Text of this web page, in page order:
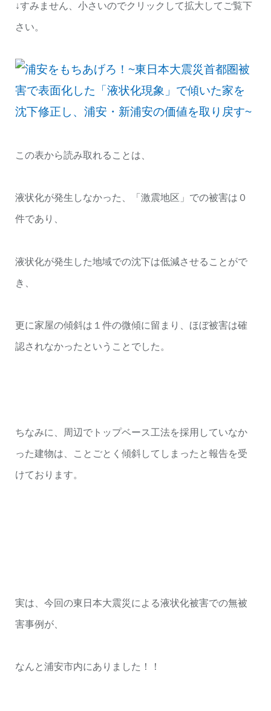
↓すみません、小さいのでクリックして拡大してご覧下
さい。
この表から読み取れることは、
液状化が発生しなかった、「激震地区」での被害は０
件であり、
液状化が発生した地域での沈下は低減させることがで
き、
更に家屋の傾斜は１件の微傾に留まり、ほぼ被害は確
認されなかったということでした。
ちなみに、周辺でトップベース工法を採用していなか
った建物は、ことごとく傾斜してしまったと報告を受
けております。
実は、今回の東日本大震災による液状化被害での無被
害事例が、
なんと浦安市内にありました！！